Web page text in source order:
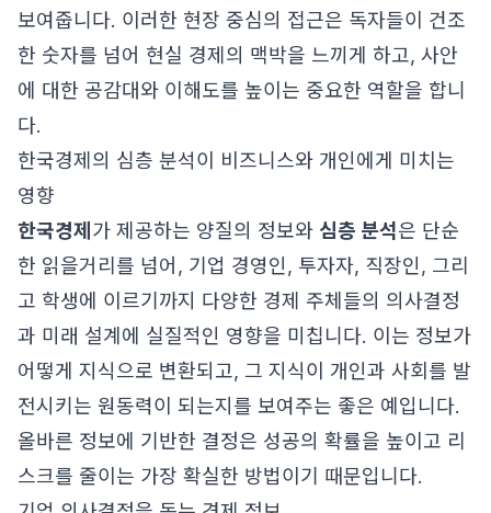
보여줍니다. 이러한 현장 중심의 접근은 독자들이 건조
한 숫자를 넘어 현실 경제의 맥박을 느끼게 하고, 사안
에 대한 공감대와 이해도를 높이는 중요한 역할을 합니
다.
한국경제의 심층 분석이 비즈니스와 개인에게 미치는
영향
한국경제 가 제공하는 양질의 정보와 심층 분석은 단순
한 읽을거리를 넘어, 기업 경영인, 투자자, 직장인, 그리
고 학생에 이르기까지 다양한 경제 주체들의 의사결정
과 미래 설계에 실질적인 영향을 미칩니다. 이는 정보가
어떻게 지식으로 변환되고, 그 지식이 개인과 사회를 발
전시키는 원동력이 되는지를 보여주는 좋은 예입니다.
올바른 정보에 기반한 결정은 성공의 확률을 높이고 리
스크를 줄이는 가장 확실한 방법이기 때문입니다.